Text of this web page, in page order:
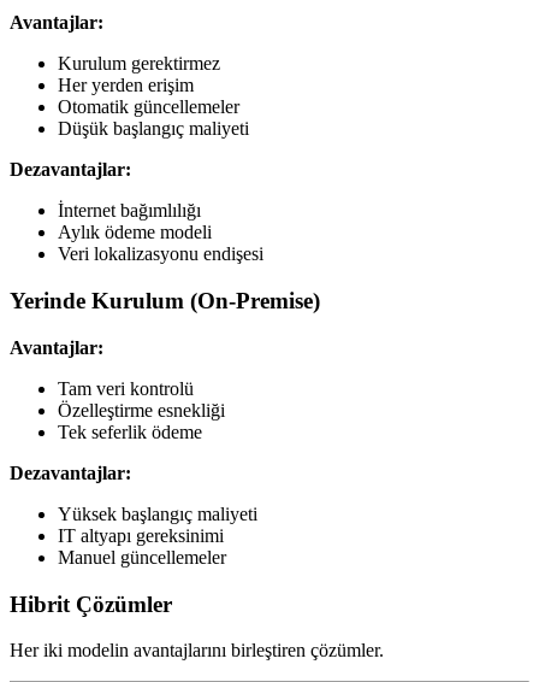
Avantajlar:
Kurulum gerektirmez
Her yerden erişim
Otomatik güncellemeler
Düşük başlangıç maliyeti
Dezavantajlar:
İnternet bağımlılığı
Aylık ödeme modeli
Veri lokalizasyonu endişesi
Yerinde Kurulum (On-Premise)
Avantajlar:
Tam veri kontrolü
Özelleştirme esnekliği
Tek seferlik ödeme
Dezavantajlar:
Yüksek başlangıç maliyeti
IT altyapı gereksinimi
Manuel güncellemeler
Hibrit Çözümler
Her iki modelin avantajlarını birleştiren çözümler.